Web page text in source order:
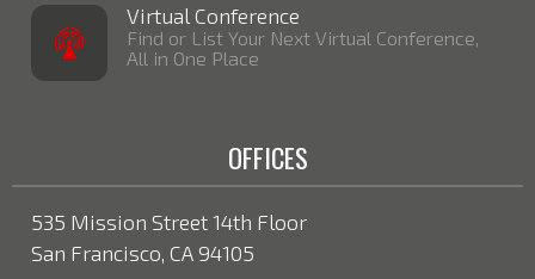
Virtual Conference
Find or List Your Next Virtual Conference,
All in One Place
OFFICES
535 Mission Street 14th Floor
San Francisco, CA 94105